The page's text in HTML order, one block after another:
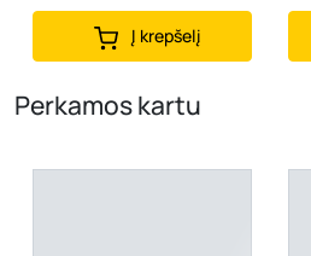
Į krepšelį
Perkamos kartu